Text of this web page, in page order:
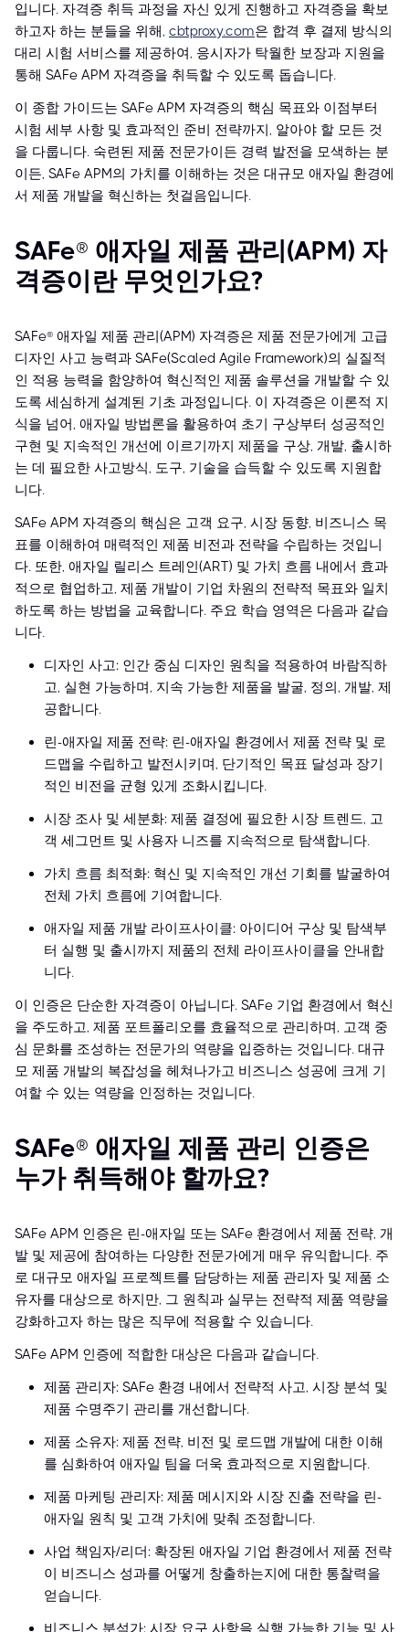
입니다. 자격증 취득 과정을 자신 있게 진행하고 자격증을 확보
하고자 하는 분들을 위해, cbtproxy.com은 합격 후 결제 방식의
대리 시험 서비스를 제공하여, 응시자가 탁월한 보장과 지원을
통해 SAFe APM 자격증을 취득할 수 있도록 돕습니다.
이 종합 가이드는 SAFe APM 자격증의 핵심 목표와 이점부터
시험 세부 사항 및 효과적인 준비 전략까지, 알아야 할 모든 것
을 다룹니다. 숙련된 제품 전문가이든 경력 발전을 모색하는 분
이든, SAFe APM의 가치를 이해하는 것은 대규모 애자일 환경에
서 제품 개발을 혁신하는 첫걸음입니다.
SAFe® 애자일 제품 관리(APM) 자
격증이란 무엇인가요?
SAFe® 애자일 제품 관리(APM) 자격증은 제품 전문가에게 고급
디자인 사고 능력과 SAFe(Scaled Agile Framework)의 실질적
인 적용 능력을 함양하여 혁신적인 제품 솔루션을 개발할 수 있
도록 세심하게 설계된 기초 과정입니다. 이 자격증은 이론적 지
식을 넘어, 애자일 방법론을 활용하여 초기 구상부터 성공적인
구현 및 지속적인 개선에 이르기까지 제품을 구상, 개발, 출시하
는 데 필요한 사고방식, 도구, 기술을 습득할 수 있도록 지원합
니다.
SAFe APM 자격증의 핵심은 고객 요구, 시장 동향, 비즈니스 목
표를 이해하여 매력적인 제품 비전과 전략을 수립하는 것입니
다. 또한, 애자일 릴리스 트레인(ART) 및 가치 흐름 내에서 효과
적으로 협업하고, 제품 개발이 기업 차원의 전략적 목표와 일치
하도록 하는 방법을 교육합니다. 주요 학습 영역은 다음과 같습
니다.
디자인 사고: 인간 중심 디자인 원칙을 적용하여 바람직하
고, 실현 가능하며, 지속 가능한 제품을 발굴, 정의, 개발, 제
공합니다.
린-애자일 제품 전략: 린-애자일 환경에서 제품 전략 및 로
드맵을 수립하고 발전시키며, 단기적인 목표 달성과 장기
적인 비전을 균형 있게 조화시킵니다.
시장 조사 및 세분화: 제품 결정에 필요한 시장 트렌드, 고
객 세그먼트 및 사용자 니즈를 지속적으로 탐색합니다.
가치 흐름 최적화: 혁신 및 지속적인 개선 기회를 발굴하여
전체 가치 흐름에 기여합니다.
애자일 제품 개발 라이프사이클: 아이디어 구상 및 탐색부
터 실행 및 출시까지 제품의 전체 라이프사이클을 안내합
니다.
이 인증은 단순한 자격증이 아닙니다. SAFe 기업 환경에서 혁신
을 주도하고, 제품 포트폴리오를 효율적으로 관리하며, 고객 중
심 문화를 조성하는 전문가의 역량을 입증하는 것입니다. 대규
모 제품 개발의 복잡성을 헤쳐나가고 비즈니스 성공에 크게 기
여할 수 있는 역량을 인정하는 것입니다.
SAFe® 애자일 제품 관리 인증은
누가 취득해야 할까요?
SAFe APM 인증은 린-애자일 또는 SAFe 환경에서 제품 전략, 개
발 및 제공에 참여하는 다양한 전문가에게 매우 유익합니다. 주
로 대규모 애자일 프로젝트를 담당하는 제품 관리자 및 제품 소
유자를 대상으로 하지만, 그 원칙과 실무는 전략적 제품 역량을
강화하고자 하는 많은 직무에 적용할 수 있습니다.
SAFe APM 인증에 적합한 대상은 다음과 같습니다.
제품 관리자: SAFe 환경 내에서 전략적 사고, 시장 분석 및
제품 수명주기 관리를 개선합니다.
제품 소유자: 제품 전략, 비전 및 로드맵 개발에 대한 이해
를 심화하여 애자일 팀을 더욱 효과적으로 지원합니다.
제품 마케팅 관리자: 제품 메시지와 시장 진출 전략을 린-
애자일 원칙 및 고객 가치에 맞춰 조정합니다.
사업 책임자/리더: 확장된 애자일 기업 환경에서 제품 전략
이 비즈니스 성과를 어떻게 창출하는지에 대한 통찰력을
얻습니다.
비즈니스 분석가: 시장 요구 사항을 실행 가능한 기능 및 사